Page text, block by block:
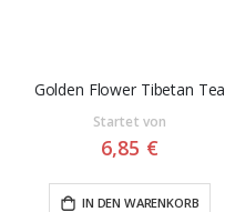
Golden Flower Tibetan Tea
Startet von
6,85 €
IN DEN WARENKORB